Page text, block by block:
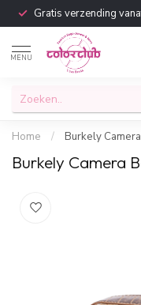
Gratis verzending
MENU
Home / Burkely
Burkely Camera